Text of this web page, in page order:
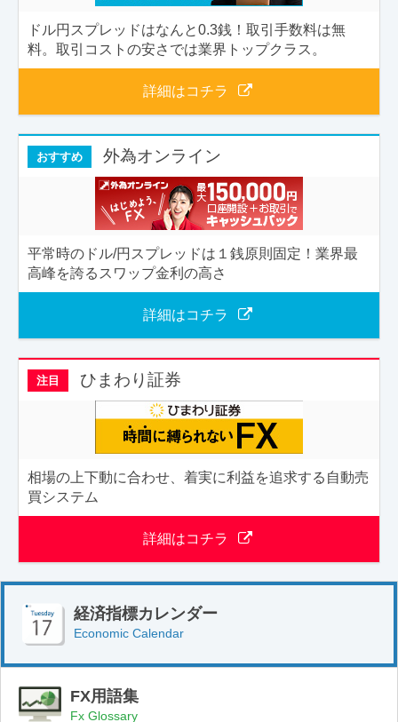
ドル円スプレッドはなんと0.3銭！取引手数料は無
料。取引コストの安さでは業界トップクラス。
詳細はコチラ
おすすめ 外為オンライン
平常時のドル/円スプレッドは１銭原則固定！業界最
高峰を誇るスワップ金利の高さ
詳細はコチラ
注目 ひまわり証券
相場の上下動に合わせ、着実に利益を追求する自動売
買システム
詳細はコチラ
経済指標カレンダー
Economic Calendar
FX用語集
Fx Glossary